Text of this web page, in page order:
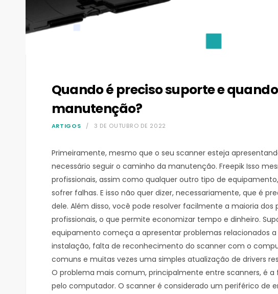
Quando é preciso suporte e
manutenção?
ARTIGOS 3 DE OUTUBRO DE 2022
Primeiramente, mesmo que o seu scanner esteja
necessário seguir o caminho da manutenção. Freepik Isso
profissionais, assim como qualquer outro tipo de
sofrer falhas. E isso não quer dizer, necessariamente, que é
dele. Além disso, você pode resolver facilmente a maioria dos
profissionais, o que permite economizar tempo e dinheiro.
equipamento começa a apresentar problemas relacionados
instalação, falta de reconhecimento do scanner com o
comuns e muitas vezes uma simples atualização de drivers
O problema mais comum, principalmente entre scanners, é
pelo computador. O scanner é considerado um periférico de